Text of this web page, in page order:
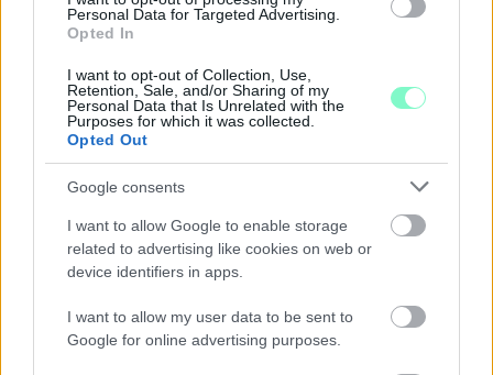
Personal Data for Targeted Advertising.
Opted In
I want to opt-out of Collection, Use,
Retention, Sale, and/or Sharing of my
Personal Data that Is Unrelated with the
Purposes for which it was collected.
Opted Out
Google consents
I want to allow Google to enable storage
related to advertising like cookies on web or
device identifiers in apps.
I want to allow my user data to be sent to
Google for online advertising purposes.
KIVÁLÓ PROGRAM VÁR MINDENKIT EZEN A HÉTVÉGÉN
GYŐRBEN
Középpontban a hagyományőrzés, de lesz Pogány Induló és
Majka koncert, jóga szeánsz, “borhajózás” és egy csomó minden
Szólj hozzá!